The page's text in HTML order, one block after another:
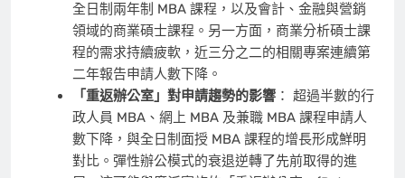
全日制兩年制 MBA 課程，以及會計、金融與營銷
領域的商業碩士課程。另一方面，商業分析碩士課
程的需求持續疲軟，近三分之二的相關專案連續第
二年報告申請人數下降。
「重返辦公室」對申請趨勢的影響： 超過半數的行
政人員 MBA、網上 MBA 及兼職 MBA 課程申請人
數下降，與全日制面授 MBA 課程的增長形成鮮明
對比。彈性辦公模式的衰退逆轉了先前取得的進